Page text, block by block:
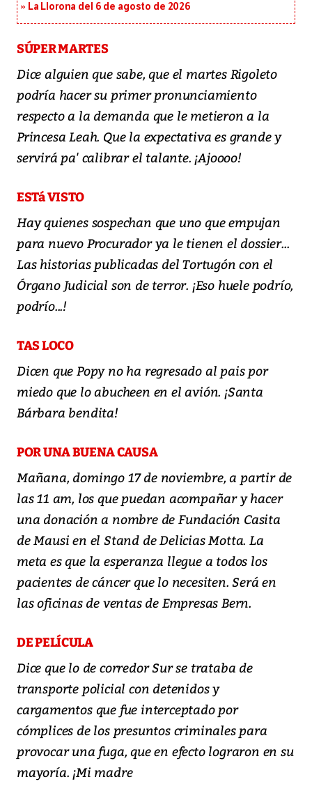
La Llorona del 6 de agosto de 2026
SÚPER MARTES
Dice alguien que sabe, que el martes Rigoleto
podría hacer su primer pronunciamiento
respecto a la demanda que le metieron a la
Princesa Leah. Que la expectativa es grande y
servirá pa' calibrar el talante. ¡Ajoooo!
ESTá VISTO
Hay quienes sospechan que uno que empujan
para nuevo Procurador ya le tienen el dossier...
Las historias publicadas del Tortugón con el
Órgano Judicial son de terror. ¡Eso huele podrío,
podrío...!
TAS LOCO
Dicen que Popy no ha regresado al pais por
miedo que lo abucheen en el avión. ¡Santa
Bárbara bendita!
POR UNA BUENA CAUSA
Mañana, domingo 17 de noviembre, a partir de
las 11 am, los que puedan acompañar y hacer
una donación a nombre de Fundación Casita
de Mausi en el Stand de Delicias Motta. La
meta es que la esperanza llegue a todos los
pacientes de cáncer que lo necesiten. Será en
las oficinas de ventas de Empresas Bern.
DE PELÍCULA
Dice que lo de corredor Sur se trataba de
transporte policial con detenidos y
cargamentos que fue interceptado por
cómplices de los presuntos criminales para
provocar una fuga, que en efecto lograron en su
mayoría. ¡Mi madre